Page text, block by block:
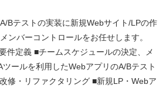
Bテストの実装に新規Webサイト/LPの作
ンバーコントロールをお任せします。
件定義 ■チームスケジュールの決定、メ
ールを利用したWebアプリのA/Bテスト
修・リファクタリング ■新規LP・Webア